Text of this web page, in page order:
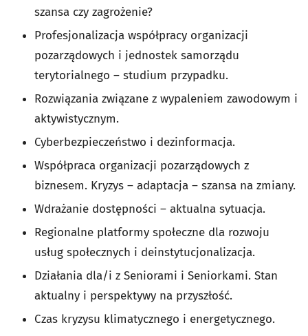
szansa czy zagrożenie?
Profesjonalizacja współpracy organizacji
pozarządowych i jednostek samorządu
terytorialnego – studium przypadku.
Rozwiązania związane z wypaleniem zawodowym i
aktywistycznym.
Cyberbezpieczeństwo i dezinformacja.
Współpraca organizacji pozarządowych z
biznesem. Kryzys – adaptacja – szansa na zmiany.
Wdrażanie dostępności – aktualna sytuacja.
Regionalne platformy społeczne dla rozwoju
usług społecznych i deinstytucjonalizacja.
Działania dla/i z Seniorami i Seniorkami. Stan
aktualny i perspektywy na przyszłość.
Czas kryzysu klimatycznego i energetycznego.